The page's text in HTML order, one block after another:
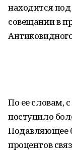
находится
совещании в
По ее словам,
поступило
Подавляющее
процентов